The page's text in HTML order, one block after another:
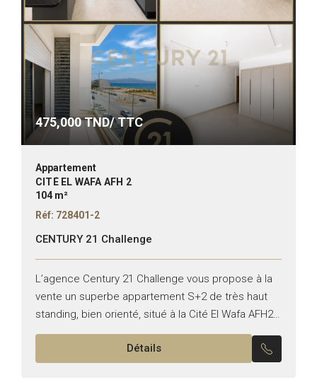
475,000TND/ TTC
Appartement
CITÉ EL WAFA AFH 2
104 m²
Réf: 728401-2
CENTURY 21 Challenge
L’agence Century 21 Challenge vous propose à la
vente un superbe appartement S+2 de très haut
standing, bien orienté, situé à la Cité El Wafa AFH2
Nabeul. Ce bien se compose de...
Détails